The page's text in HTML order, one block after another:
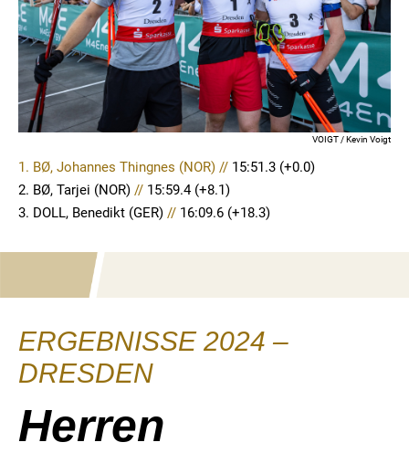
VOIGT / Kevin Voigt
1. BØ, Johannes Thingnes (NOR) // 15:51.3 (+0.0)
2. BØ, Tarjei (NOR) //15:59.4 (+8.1)
3. DOLL, Benedikt (GER) //16:09.6 (+18.3)
ERGEBNISSE 2024 –
DRESDEN
Herren